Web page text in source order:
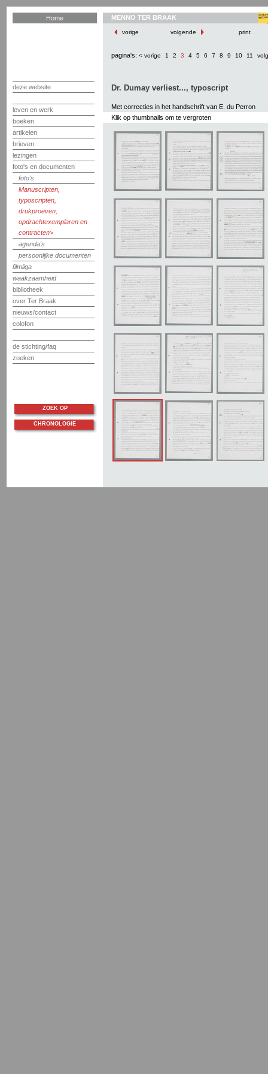
Home
deze website
leven en werk
boeken
artikelen
brieven
lezingen
foto's en documenten
foto's
Manuscripten,
typoscripten,
drukproeven,
opdrachtexemplaren en
contracten
agenda's
persoonlijke documenten
filmliga
waakzaamheid
bibliotheek
over Ter Braak
nieuws/contact
colofon
de stichting/faq
zoeken
MENNO TER BRAAK
vorige volgende print
pagina's: < vorige 1 2 3 4 5 6 7 8 9 10 11
Dr. Dumay verliest..., typoscript
Met correcties in het handschrift van E. du Perron
Klik op thumbnails om te vergroten
ZOEK OP
CHRONOLOGIE